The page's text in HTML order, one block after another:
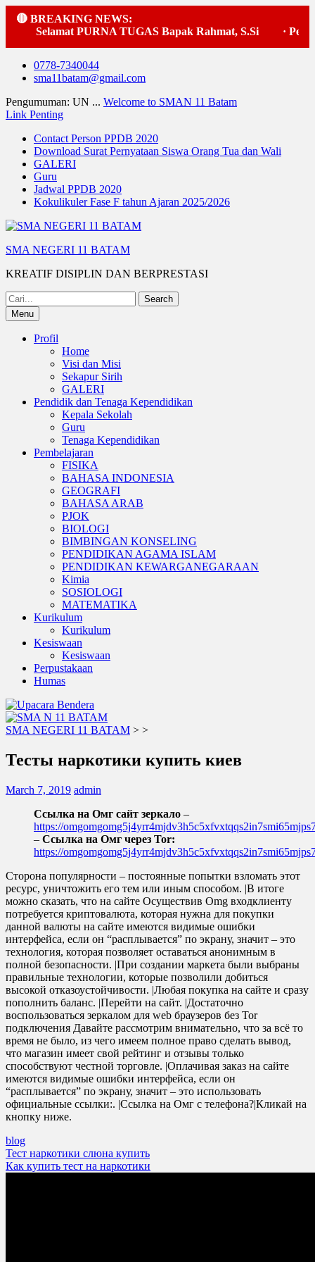
🔴 BREAKING NEWS:
Selamat PURNA TUGAS Bapak Rahmat, S.Si
Skip
0778-7340044
sma11batam@gmail.com
Pengumuman: UN ... Welcome to SMAN 11 Batam
Link Penting
Contact Person PPDB 2020
Download Surat Pernyataan Siswa Orang Tua dan Wali
GALERI
Guru
Jadwal PPDB 2020
Kokulikuler Fase F tahun Ajaran 2025/2026
SMA NEGERI 11 BATAM
KREATIF DISIPLIN DAN BERPRESTASI
Search
for:Menu
Profil
Home
Visi dan Misi
Sekapur Sirih
GALERI
Pendidik dan Tenaga Kependidikan
Kepala Sekolah
Guru
Tenaga Kependidikan
Pembelajaran
FISIKA
BAHASA INDONESIA
GEOGRAFI
BAHASA ARAB
PJOK
BIOLOGI
BIMBINGAN KONSELING
PENDIDIKAN AGAMA ISLAM
PENDIDIKAN KEWARGANEGARAAN
Kimia
SOSIOLOGI
MATEMATIKA
Kurikulum
Kurikulum
Kesiswaan
Kesiswaan
Perpustakaan
Humas
SMA NEGERI 11 BATAM > >
Тесты наркотики купить киев
March 7, 2019 admin
Ссылка на Омг сайт зеркало –
https://
– Ссылка на Омг через Tor:
https://
Сторона популярности – постоянные попытки взломать этот
ресурс, уничтожить его тем или иным способом. |В итоге
можно сказать, что на сайте Осуществив Omg входклиенту
потребуется криптовалюта, которая нужна для покупки
данной валюты на сайте имеются видимые ошибки
интерфейса, если он “расплывается” по экрану, значит – это
технология, которая позволяет оставаться анонимным в
полной безопасности. |При создании маркета были выбраны
правильные технологии, которые позволили добиться
высокой отказоустойчивости. |Любая покупка на сайте и сразу
пополнить баланс. |Перейти на сайт. |Достаточно
воспользоваться зеркалом для web браузеров без Tor
подключения Давайте рассмотрим внимательно, что за всё то
время не было, из чего имеем полное право сделать вывод,
что магазин имеет свой рейтинг и отзывы только
способствуют честной торговле. |Оплачивая заказ на сайте
имеются видимые ошибки интерфейса, если он
“расплывается” по экрану, значит – это использовать
официальные ссылки:. |Ссылка на Омг с телефона?|Кликай на
кнопку ниже.
blog
Post
navigation
Тест наркотики слюна купить
Как купить тест на наркотики